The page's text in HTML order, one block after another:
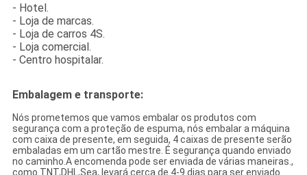
- Hotel.
- Loja de marcas.
- Loja de carros 4S.
- Loja comercial.
- Centro hospitalar.
Embalagem e transporte:
Nós prometemos que vamos embalar os produtos com
segurança com a proteção de espuma, nós embalar a máquina
com caixa de presente, em seguida, 4 caixas de presente serão
embaladas em um cartão mestre. É segurança quando enviado
no caminho.A encomenda pode ser enviada de várias maneiras.,
como TNT,DHL,Sea, levará cerca de 4-9 dias para ser enviado